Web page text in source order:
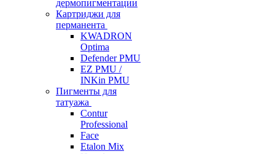
дермопигментации
Картриджи для
перманента
KWADRON
Optima
Defender PMU
EZ PMU /
INKin PMU
Пигменты для
татуажа
Contur
Professional
Face
Etalon Mix